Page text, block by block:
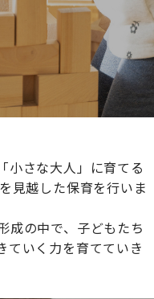
は女性が安心して働き
り、厚生労働省の
小さな大人」に育てる
見越した保育を行いま
成の中で、子どもたち
ていく力を育てていき